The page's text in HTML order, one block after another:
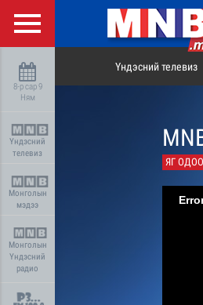
8-р сар 9
Ням
Үндэсний
телевиз
Монголын
мэдээ
Монголын
Үндэсний
радио
Үндэсний телевиз
ЯГ